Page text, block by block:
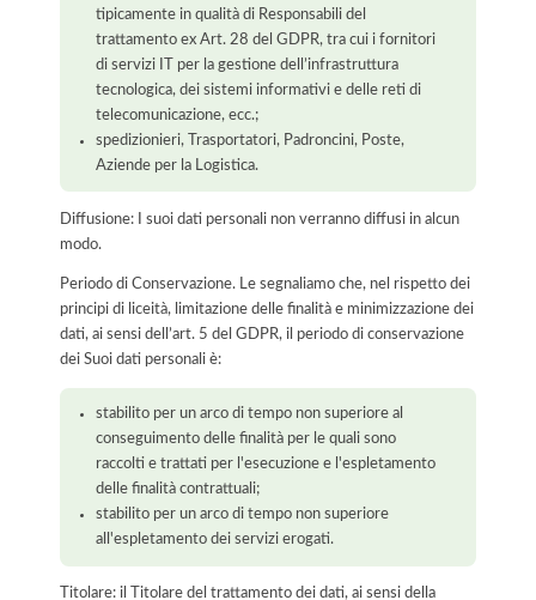
tipicamente in qualità di Responsabili del
trattamento ex Art. 28 del GDPR, tra cui i fornitori
di servizi IT per la gestione dell’infrastruttura
tecnologica, dei sistemi informativi e delle reti di
telecomunicazione, ecc.;
spedizionieri, Trasportatori, Padroncini, Poste,
Aziende per la Logistica.
Diffusione: I suoi dati personali non verranno diffusi in alcun
modo.
Periodo di Conservazione. Le segnaliamo che, nel rispetto dei
principi di liceità, limitazione delle finalità e minimizzazione dei
dati, ai sensi dell’art. 5 del GDPR, il periodo di conservazione
dei Suoi dati personali è:
stabilito per un arco di tempo non superiore al
conseguimento delle finalità per le quali sono
raccolti e trattati per l'esecuzione e l'espletamento
delle finalità contrattuali;
stabilito per un arco di tempo non superiore
all'espletamento dei servizi erogati.
Titolare: il Titolare del trattamento dei dati, ai sensi della